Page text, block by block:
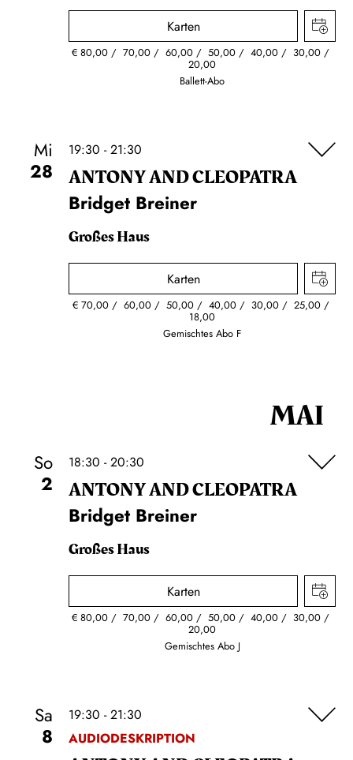
Karten
€80,00 70,00 60,00 50,00 40,00 30,00
20,00
Ballett-Abo
Mi
28
19:30 - 21:30
ANTONY AND CLEOPATRA
Bridget Breiner
Großes Haus
Karten
€ 70,00 60,00 50,00 40,00 30,00 25,00
18,00
Gemischtes Abo F
MAI
So
2
18:30 - 20:30
ANTONY AND CLEOPATRA
Bridget Breiner
Großes Haus
Karten
€80,00 70,00 60,00 50,00 40,00 30,00
20,00
Gemischtes Abo J
Sa
8
19:30 - 21:30
AUDIODESKRIPTION